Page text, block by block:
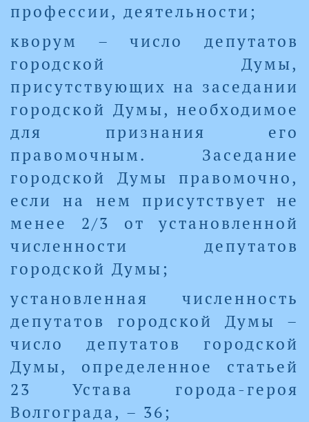
профессии, деятельности;
кворум – число депутатов
городской Думы,
присутствующих на заседании
городской Думы, необходимое
для признания его
правомочным. Заседание
городской Думы правомочно,
если на нем присутствует не
менее 2/3 от установленной
численности депутатов
городской Думы;
установленная численность
депутатов городской Думы –
число депутатов городской
Думы, определенное статьей
23 Устава города-героя
Волгограда, – 36;